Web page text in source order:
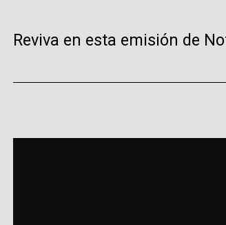
Reviva en esta emisión de